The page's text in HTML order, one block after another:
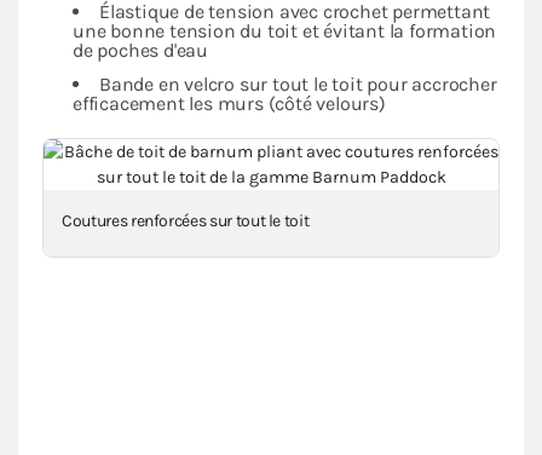
Élastique de tension avec crochet permettant
une bonne tension du toit et évitant la formation
de poches d'eau
Bande en velcro sur tout le toit pour accrocher
efficacement les murs (côté velours)
Coutures renforcées sur tout le toit